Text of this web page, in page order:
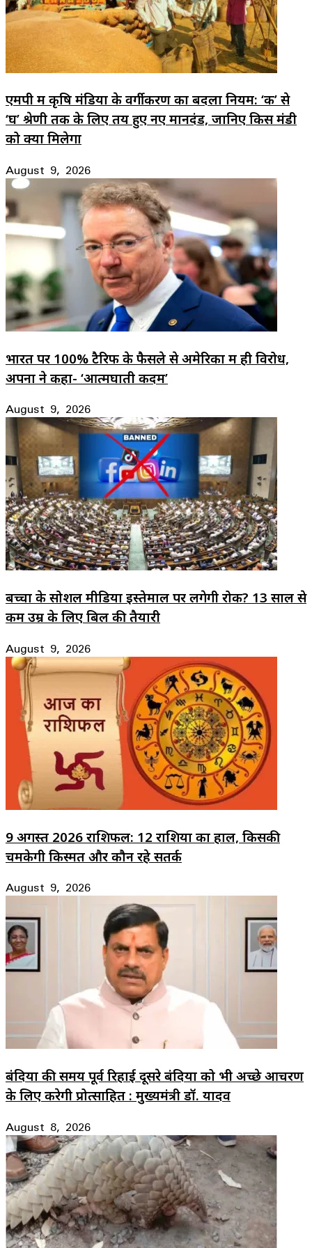
एमपी में कृषि मंडियों के वर्गीकरण का बदला नियम: ‘क’ से
‘घ’ श्रेणी तक के लिए तय हुए नए मानदंड, जानिए किस मंडी
को क्या मिलेगा
August 9, 2026
भारत पर 100% टैरिफ के फैसले से अमेरिका में ही विरोध,
अपनों ने कहा- ‘आत्मघाती कदम’
August 9, 2026
बच्चों के सोशल मीडिया इस्तेमाल पर लगेगी रोक? 13 साल से
कम उम्र के लिए बिल की तैयारी
August 9, 2026
9 अगस्त 2026 राशिफल: 12 राशियों का हाल, किसकी
चमकेगी किस्मत और कौन रहे सतर्क
August 9, 2026
बंदियों की समय पूर्व रिहाई दूसरे बंदियों को भी अच्छे आचरण
के लिए करेगी प्रोत्साहित : मुख्यमंत्री डॉ. यादव
August 8, 2026